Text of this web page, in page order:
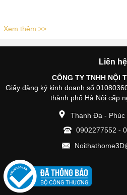
Xem thêm >>
Liên hệ
CÔNG TY TNHH NỘI
Giấy đăng ký kinh doanh số
thành phố Hà Nội cấp
Thanh Đa - Phúc
0902277552 -